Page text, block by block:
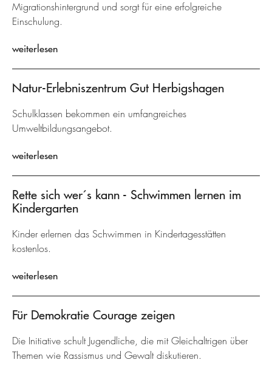
Migrationshintergrund und sorgt für eine erfolgreiche
Einschulung.
weiterlesen
Natur-Erlebniszentrum Gut Herbigshagen
Schulklassen bekommen ein umfangreiches
Umweltbildungsangebot.
weiterlesen
Rette sich wer´s kann - Schwimmen lernen im
Kindergarten
Kinder erlernen das Schwimmen in Kindertagesstätten
kostenlos.
weiterlesen
Für Demokratie Courage zeigen
Die Initiative schult Jugendliche, die mit Gleichaltrigen über
Themen wie Rassismus und Gewalt diskutieren.